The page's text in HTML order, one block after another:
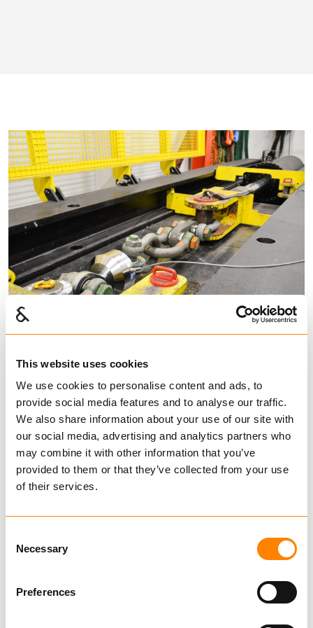
This website uses cookies
We use cookies to personalise content and ads, to
provide social media features and to analyse our traffic.
We also share information about your use of our site with
our social media, advertising and analytics partners who
may combine it with other information that you’ve
provided to them or that they’ve collected from your use
of their services.
Selection
Necessary
Preferences
Kontroll og testing
Vi tilbyr sertifisering, re-sertifisering
og testing av løfteutstyr på vårt
moderne testsenter i Sannidal. Med
avansert teknologi og høy
fagkompetanse sikrer vi at ditt